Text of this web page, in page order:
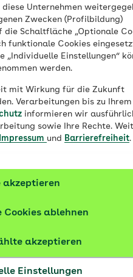
Unternehmen
Zwecken (Profilbildung)
Schaltfläche „Optionale
funktionale Cookies
Einstellungen“
werden.
mit Wirkung für die Zukunft
Verarbeitungen bis zu
informieren wir
sowie Ihre Rechte.
Impressum und Barrierefreiheit.
Einstellungen
akzeptieren
Cookies ablehnen
akzeptieren
mit einer
den Alltag
und
Produktpalette
für viele
Auf dieser Seite